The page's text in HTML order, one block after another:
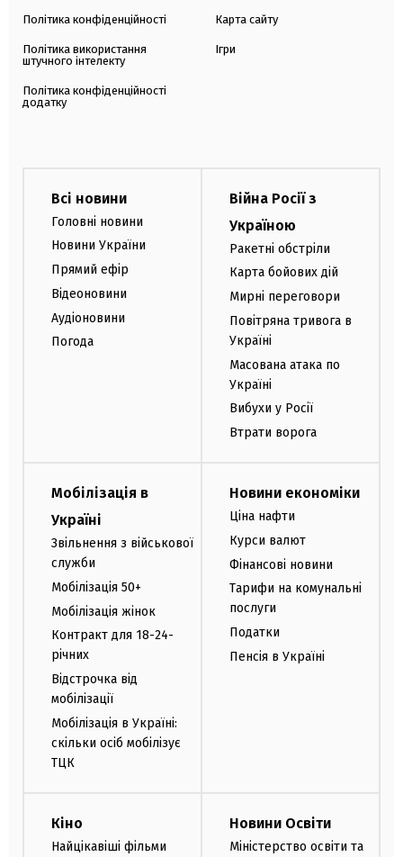
Політика конфіденційності
Політика використання
штучного інтелекту
Політика конфіденційності
додатку
Карта сайту
Ігри
Всі новини
Головні новини
Новини України
Прямий ефір
Відеоновини
Аудіоновини
Погода
Війна Росії з
Україною
Ракетні обстріли
Карта бойових дій
Мирні переговори
Повітряна тривога в
Україні
Масована атака по
Україні
Вибухи у Росії
Втрати ворога
Мобілізація в
Україні
Звільнення з військової
служби
Мобілізація 50+
Мобілізація жінок
Контракт для 18-24-
річних
Відстрочка від
мобілізації
Мобілізація в Україні:
скільки осіб мобілізує
ТЦК
Новини економіки
Ціна нафти
Курси валют
Фінансові новини
Тарифи на комунальні
послуги
Податки
Пенсія в Україні
Кіно
Найцікавіші фільми
Новини Освіти
Міністерство освіти та